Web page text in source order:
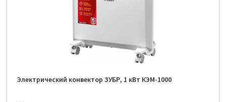
Электрический конвектор ЗУБР, 1 кВт КЭМ-1000